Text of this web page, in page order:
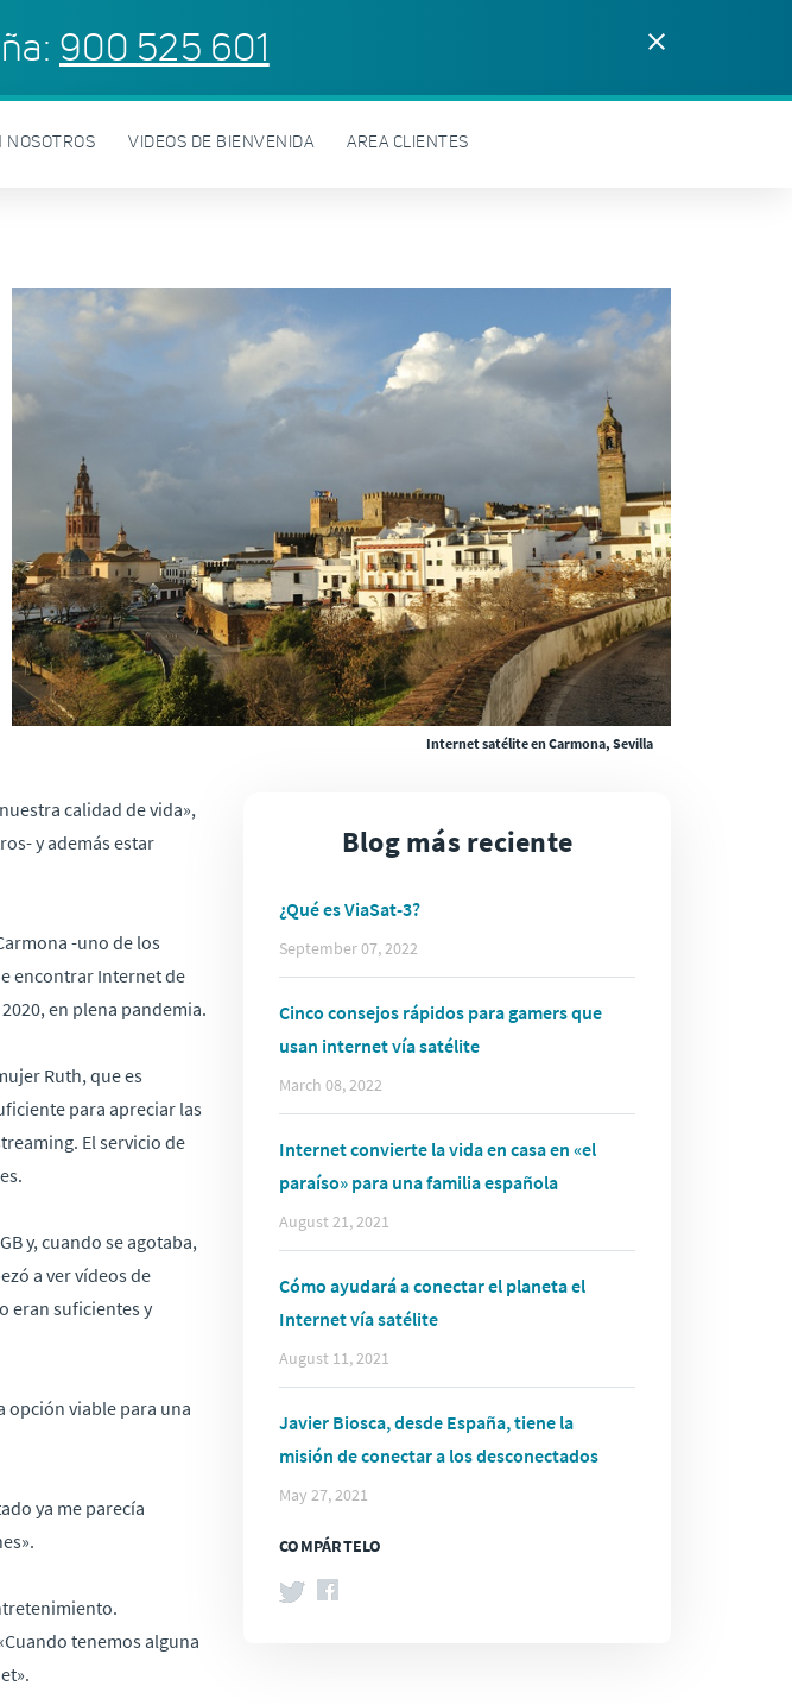
900 525 601 clear
NOSOTROS VIDEOS DE BIENVENIDA AREA CLIENTES
Internet satélite en Carmona, Sevilla
calidad de vida»,
y además estar
-uno de los
encontrar Internet de
en plena pandemia.
Ruth, que es
para apreciar las
El servicio de
y, cuando se agotaba,
a ver vídeos de
eran suficientes y
opción viable para una
ya me parecía
tenemos alguna
Blog más reciente
¿Qué es ViaSat-3?
September 07, 2022
Cinco consejos rápidos para gamers que
usan internet vía satélite
March 08, 2022
Internet convierte la vida en casa en «el
paraíso» para una familia española
August 21, 2021
Cómo ayudará a conectar el planeta el
Internet vía satélite
August 11, 2021
Javier Biosca, desde España, tiene la
misión de conectar a los desconectados
May 27, 2021
COMPÁRTELO